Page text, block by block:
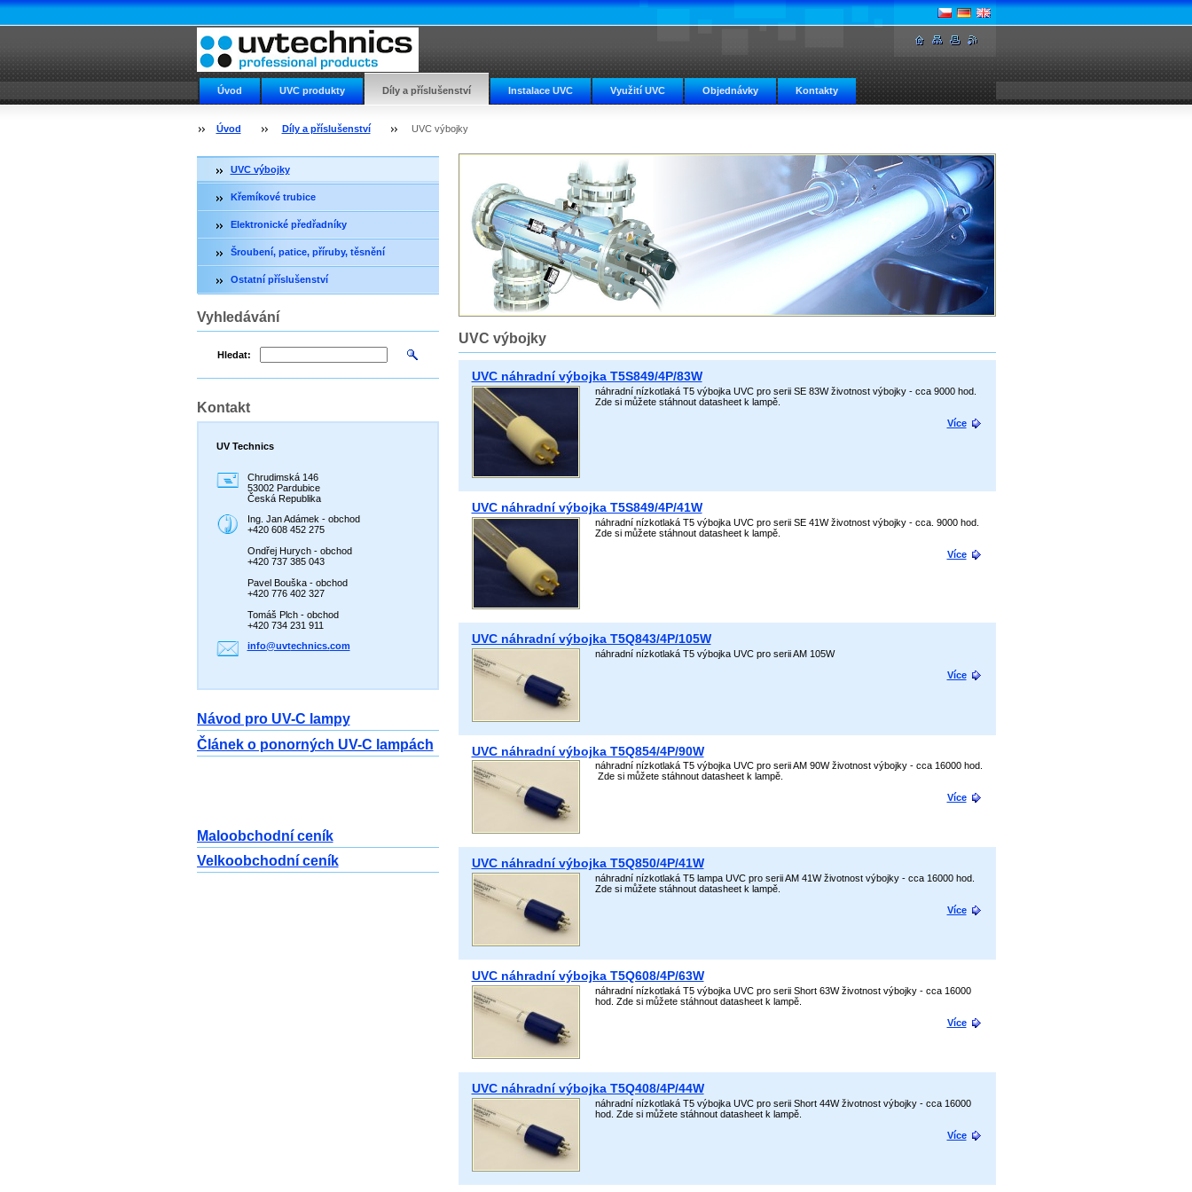
Úvod UVC produkty Díly a příslušenství Instalace UVC Využití UVC Objednávky Kontakty
Příslušenství a náhradní díly
Úvod Díly a příslušenství UVC výbojky
UVC výbojky
UVC náhradní výbojka T5S849/4P/83W
náhradní nízkotlaká T5 výbojka UVC pro serii SE 83W životnost výbojky - cca 9000 hod.
Zde si můžete stáhnout datasheet k lampě.
Více
UVC náhradní výbojka T5S849/4P/41W
náhradní nízkotlaká T5 výbojka UVC pro serii SE 41W životnost výbojky - cca. 9000 hod.
Zde si můžete stáhnout datasheet k lampě.
Více
UVC náhradní výbojka T5Q843/4P/105W
náhradní nízkotlaká T5 výbojka UVC pro serii AM 105W
Více
UVC náhradní výbojka T5Q854/4P/90W
náhradní nízkotlaká T5 výbojka UVC pro serii AM 90W životnost výbojky - cca 16000 hod.
Zde si můžete stáhnout datasheet k lampě.
Více
UVC náhradní výbojka T5Q850/4P/41W
náhradní nízkotlaká T5 lampa UVC pro serii AM 41W životnost výbojky - cca 16000 hod.
Zde si můžete stáhnout datasheet k lampě.
Více
UVC náhradní výbojka T5Q608/4P/63W
náhradní nízkotlaká T5 výbojka UVC pro serii Short 63W životnost výbojky - cca 16000
hod. Zde si můžete stáhnout datasheet k lampě.
Více
UVC náhradní výbojka T5Q408/4P/44W
náhradní nízkotlaká T5 výbojka UVC pro serii Short 44W životnost výbojky - cca 16000
hod. Zde si můžete stáhnout datasheet k lampě.
Více
UVC výbojky
Křemíkové trubice
Elektronické předřadníky
Šroubení, patice, příruby, těsnění
Ostatní příslušenství
Vyhledávání
Hledat:
Kontakt
UV Technics
Chrudimská 146
53002 Pardubice
Česká Republika
Ing. Jan Adámek - obchod
+420 608 452 275
Ondřej Hurych - obchod
+420 737 385 043
Pavel Bouška - obchod
+420 776 402 327
Tomáš Plch - obchod
+420 734 231 911
info@uvtechnics.com
Návod pro UV-C lampy
Článek o ponorných UV-C lampách
Maloobchodní ceník
Velkoobchodní ceník